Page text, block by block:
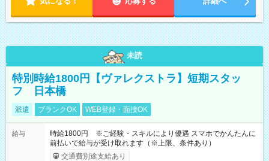
未読
特別時給1800円【ヴァレクストラ】短期スタッ
フ 日本橋
派遣 ブランクOK WEB登録・面接OK
給与
時給1800円 ※ご経験・スキルにより優遇 スマホでかんたんに
前払いで給与が受け取れます（※上限、条件あり）
交通費別途支給あり